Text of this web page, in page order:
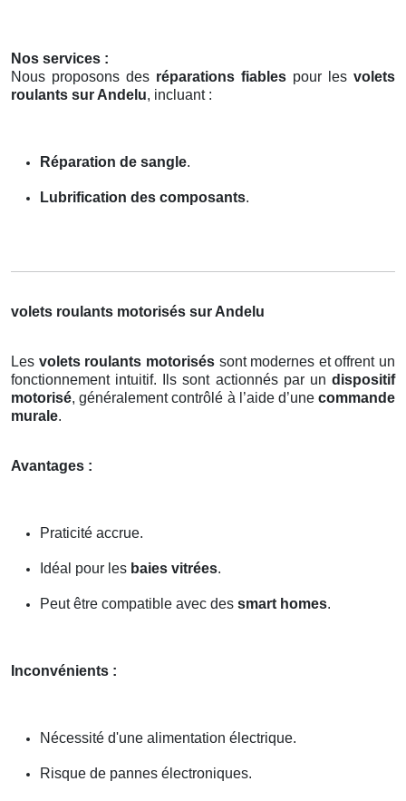
Nos services :
Nous proposons des réparations fiables pour les volets
roulants sur Andelu, incluant :
Réparation de sangle.
Lubrification des composants.
volets roulants motorisés sur Andelu
Les volets roulants motoriséssont modernes et offrent un
fonctionnement intuitif. Ils sont actionnés par un dispositif
motorisé, généralement contrôlé à l’aide d’une commande
murale.
Avantages :
Praticité accrue.
Idéal pour les baies vitrées.
Peut être compatible avec des smart homes.
Inconvénients :
Nécessité d'une alimentation électrique.
Risque de pannes électroniques.